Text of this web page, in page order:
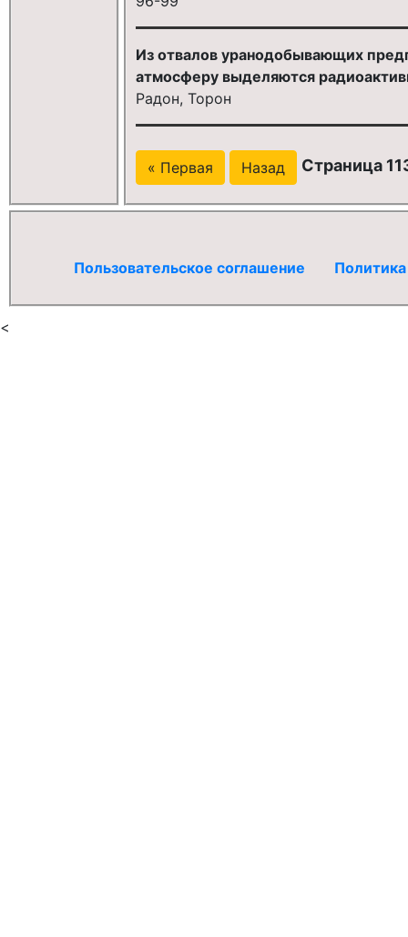
Из отвалов уранодобывающих
атмосферу выделяются
Радон, Торон
« Первая Назад Страница
Пользовательское соглашение
<